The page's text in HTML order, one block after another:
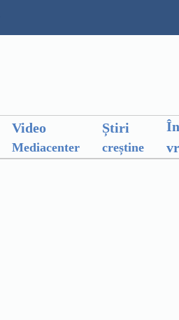
Video
Mediacenter
Știri
creștine